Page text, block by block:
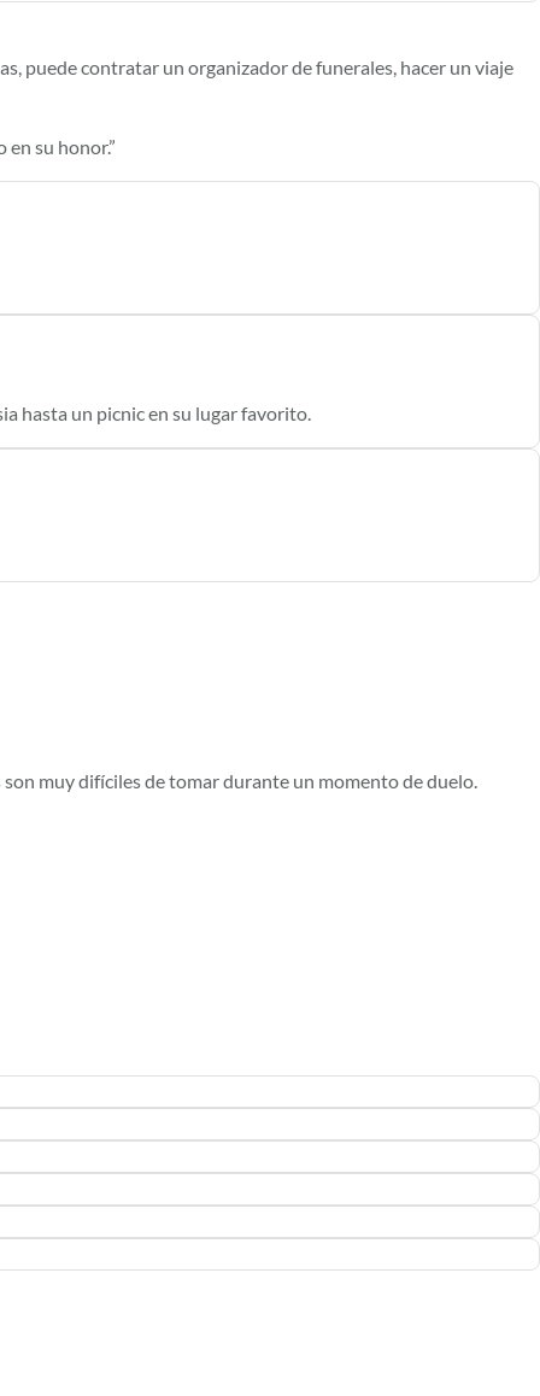
puede contratar un organizador de funerales, hacer un viaje
su honor.”
hasta un picnic en su lugar favorito.
muy difíciles de tomar durante un momento de duelo.